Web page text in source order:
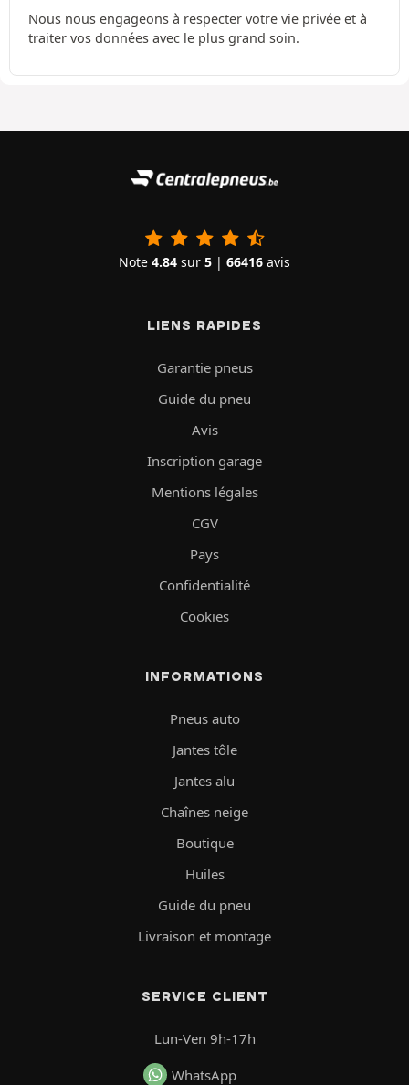
Nous nous engageons à respecter votre vie privée et à
traiter vos données avec le plus grand soin.
Note 4.84 sur 5 | 66416 avis
LIENS RAPIDES
Garantie pneus
Guide du pneu
Avis
Inscription garage
Mentions légales
CGV
Pays
Confidentialité
Cookies
INFORMATIONS
Pneus auto
Jantes tôle
Jantes alu
Chaînes neige
Boutique
Huiles
Guide du pneu
Livraison et montage
SERVICE CLIENT
Lun-Ven 9h-17h
WhatsApp